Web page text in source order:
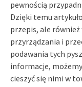
pewnością
Dzięki temu
przepis, ale
przyrządzania i
podawania tych
informacje,
cieszyć się nimi w